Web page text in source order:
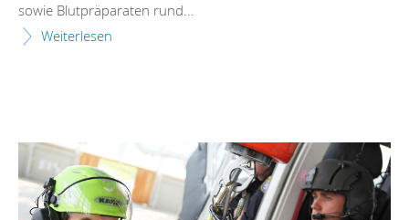
sowie Blutpräparaten rund...
Weiterlesen